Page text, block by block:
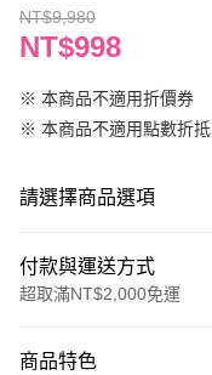
NT$9,980
NT$998
※ 本商品不適用折價券
※ 本商品不適用點數折抵
請選擇商品選項
付款與運送方式
超取滿NT$2,000免運
商品特色